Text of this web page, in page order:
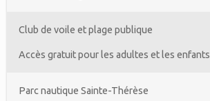
Club de voile et plage publique
Accès gratuit pour les adultes et les enfants
Parc nautique Sainte-Thérèse